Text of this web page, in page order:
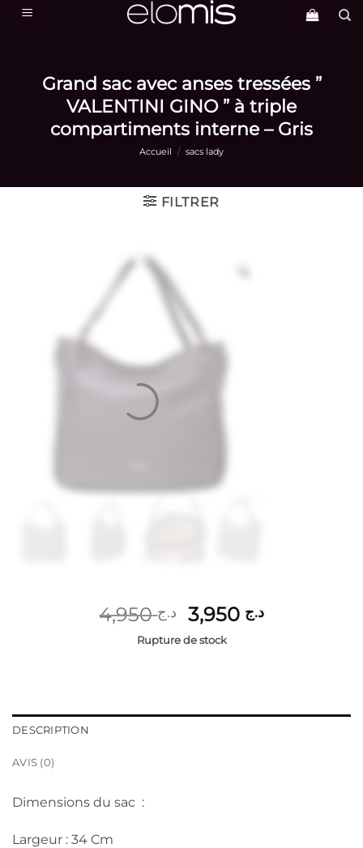
Passer
Grand sac avec anses tressées ”
VALENTINI GINO ” à triple
compartiments interne – Gris
Accueil / sacs lady
FILTRER
د.ج4,950
Le
prix
د.ج 3,950
Le
Rupture de stock
DESCRIPTION
AVIS (0)
Dimensions du sac :
Largeur : 34 Cm